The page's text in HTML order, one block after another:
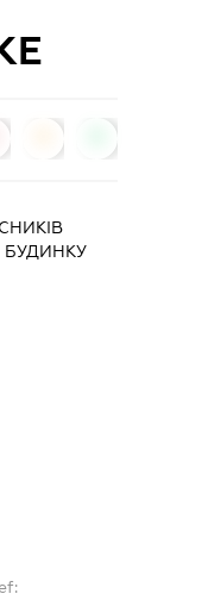
БУДИНКУ